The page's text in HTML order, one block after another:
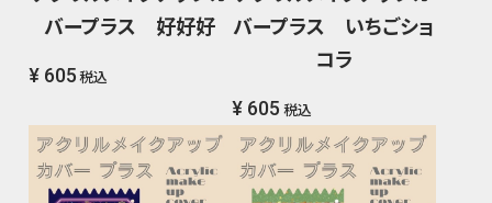
バープラス 好好好
¥ 605 税込
バープラス いちごショ
コラ
¥ 605 税込